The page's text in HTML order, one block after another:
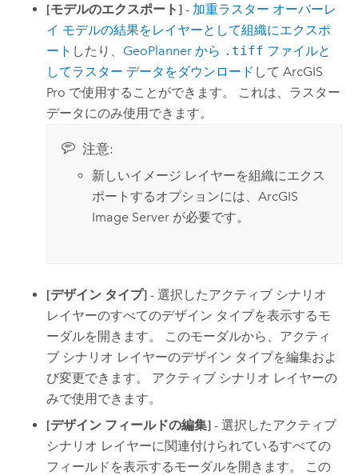
[モデルのエクスポート] - 加重ラスター オーバーレ
イ モデルの結果をレイヤーとして組織にエクスポ
ート したり、 GeoPlanner から .tiff ファイルと
してラスター データをダウンロード してArcGIS
Pro で使用することができます。 これは、ラスター
データにのみ使用できます。
注意:
新しいイメージ レイヤーを組織にエクス
ポートするオプションには、ArcGIS
Image Server が必要です。
[デザイン タイプ] - 選択したアクティブ シナリオ
レイヤーのすべてのデザイン タイプを表示するモ
ーダルを開きます。 このモーダルから、アクティ
ブ シナリオ レイヤーのデザイン タイプを編集およ
び変更できます。 アクティブ シナリオ レイヤーの
みで使用できます。
[デザイン フィールドの編集] - 選択したアクティブ
シナリオ レイヤーに関連付けられているすべての
フィールドを表示するモーダルを開きます。 この